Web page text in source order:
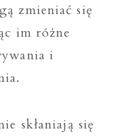
zmieniać się
im różne
i
skłaniają się